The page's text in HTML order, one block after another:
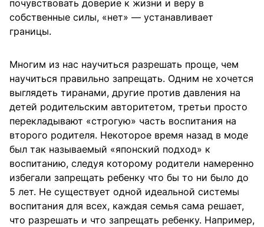
почувствовать доверие к жизни и веру в
собственные силы, «нет» — устанавливает
границы.
Многим из нас научиться разрешать проще, чем
научиться правильно запрещать. Одним не хочется
выглядеть тиранами, другие против давления на
детей родительским авторитетом, третьи просто
перекладывают «строгую» часть воспитания на
второго родителя. Некоторое время назад в моде
был так называемый «японский подход» к
воспитанию, следуя которому родители намеренно
избегали запрещать ребенку что бы то ни было до
5 лет. Не существует одной идеальной системы
воспитания для всех, каждая семья сама решает,
что разрешать и что запрещать ребенку. Например,